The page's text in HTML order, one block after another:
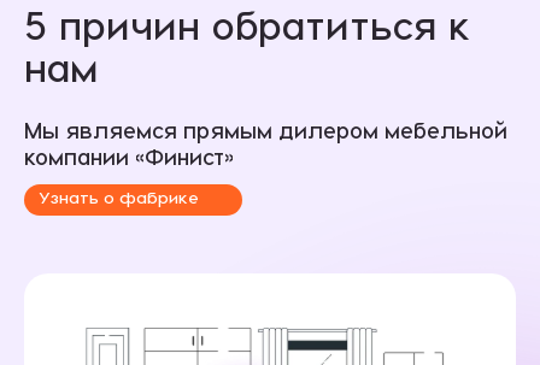
5 причин обратиться к
нам
Мы являемся прямым дилером мебельной
компании «Финист»
Узнать о фабрике